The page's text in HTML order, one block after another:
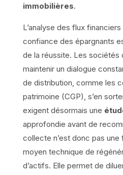
immobilières.
L’analyse des flux
confiance des épargnants
de la réussite. Les sociétés
maintenir un dialogue
de distribution, comme les
patrimoine (CGP), s’en
exigent désormais une
approfondie avant de
collecte n’est donc pas une
moyen technique de
d’actifs. Elle permet de